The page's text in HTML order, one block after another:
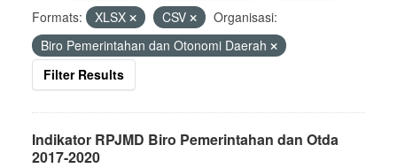
Formats:
XLSX CSV
Organisasi:
Biro Pemerintahan dan Otonomi Daerah
Filter Results
Indikator RPJMD Biro Pemerintahan dan Otda
2017-2020